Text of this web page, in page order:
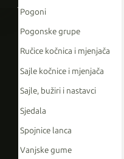
Pogoni
Pogonske grupe
Ručice kočnica i mjenjača
Sajle kočnice i mjenjača
Sajle, bužiri i nastavci
Sjedala
Spojnice lanca
Vanjske gume